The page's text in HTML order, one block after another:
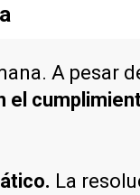
A pesar
el
La